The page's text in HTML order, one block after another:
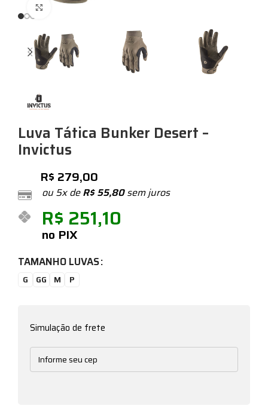
Expandir
Luva Tática Bunker Desert –
Invictus
R$ 279,00
ou 5x deR$55,80sem juros
R$ 251,10
no PIX
TAMANHO LUVAS
G GG M P
Simulação de frete